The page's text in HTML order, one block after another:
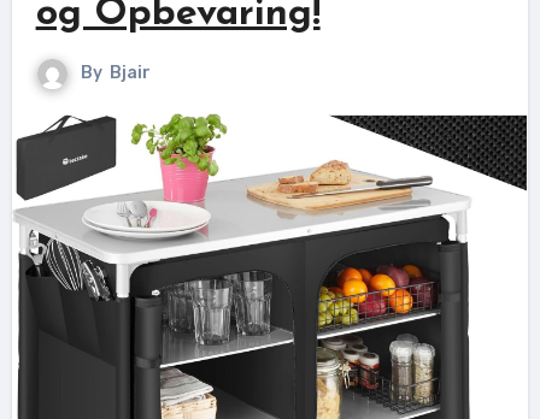
og Opbevaring!
By Bjair